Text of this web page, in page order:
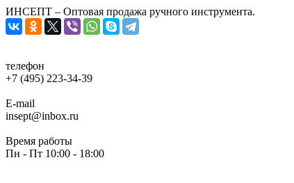
ИНСЕПТ – Оптовая продажа ручного инструмента.
телефон
+7 (495) 223-34-39
E-mail
insept@inbox.ru
Время работы
Пн - Пт 10:00 - 18:00